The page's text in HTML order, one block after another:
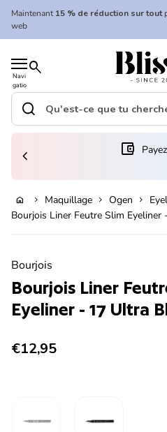
Skip to content
Maintenant15 % de réduction sur tout
web
Navi
gatio
n
mobil
search
Accueil
Accueil
Recherche"
search
(le lien s'ouvre dans unaccount_balance_wallet
chevron_left
home chevron_right Maquillage chevron_right Ogen chevron_right
Bourjois Liner Feutre Slim Eyeliner
Bourjois
Bourjois Liner
Eyeliner - 17 Ultra
Prix normal
€12,95